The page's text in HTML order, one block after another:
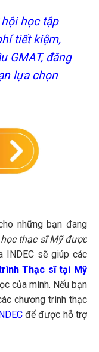
học tập
tiết kiệm,
GMAT, đăng
lựa chọn
những bạn đang
thạc sĩ Mỹ được
INDEC sẽ giúp các
Thạc sĩ tại Mỹ
của mình. Nếu bạn
chương trình thạc
để được hỗ trợ